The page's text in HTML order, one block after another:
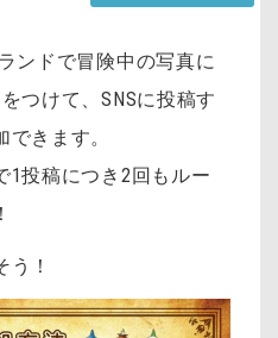
ンドで冒険中の写真に
つけて、SNSに投稿す
きます。
1投稿につき2回もルー
！